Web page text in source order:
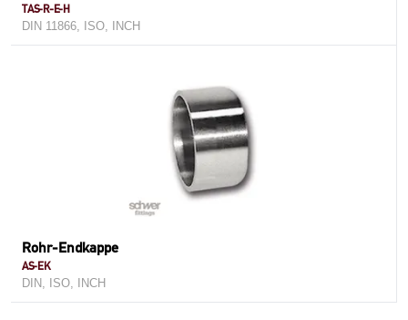
TAS-R-E-H
DIN 11866, ISO, INCH
Rohr-Endkappe
AS-EK
DIN, ISO, INCH